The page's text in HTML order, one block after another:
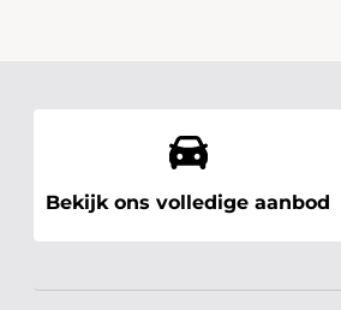
Bekijk ons volledige aanbod